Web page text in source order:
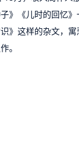
》《儿时的回忆
》这样的杂文，
。